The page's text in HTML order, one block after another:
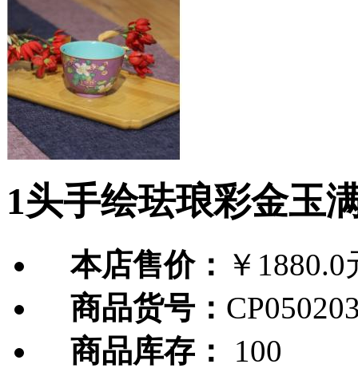
1头手绘珐琅彩金玉
本店售价： ￥1880.0
商品货号：
商品库存：
100